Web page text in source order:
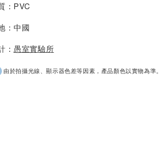
：PVC
：中國
： 愚室實驗所
由於拍攝光線、顯示器色差等因素，產品顏色以實物為準。